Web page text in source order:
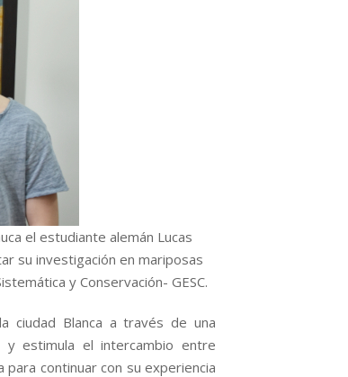
el estudiante alemán Lucas
su investigación en mariposas
y Conservación- GESC.
ciudad Blanca a través de una
y estimula el intercambio entre
continuar con su experiencia